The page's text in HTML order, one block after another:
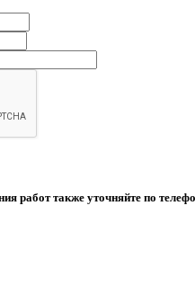
работ также уточняйте по